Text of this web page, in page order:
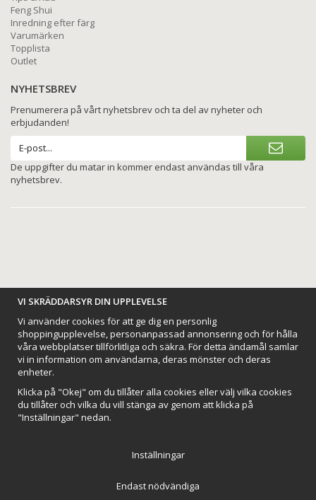
Feng Shui
Inredning efter färg
Varumärken
Topplista
Outlet
NYHETSBREV
Prenumerera på vårt nyhetsbrev och ta del av nyheter och
erbjudanden!
De uppgifter du matar in kommer endast användas till våra
nyhetsbrev.
BETALNINGSALTERNATIV
VI SKICKAR MED
VI SKRÄDDARSYR DIN UPPLEVELSE
Vi använder cookies för att ge dig en personlig
shoppingupplevelse, personanpassad annonsering och för hålla
våra webbplatser tillförlitliga och säkra. För detta ändamål samlar
vi in information om användarna, deras mönster och deras
enheter.
Klicka på "Okej" om du tillåter alla cookies eller välj vilka cookies
du tillåter och vilka du vill stänga av genom att klicka på
"Inställningar" nedan.
Inställningar
Endast nödvändiga